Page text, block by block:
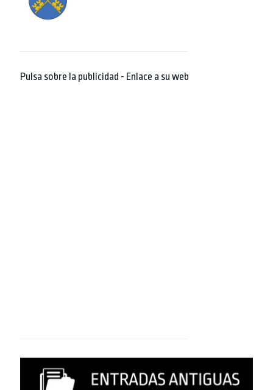
Pulsa sobre la publicidad - Enlace a su web